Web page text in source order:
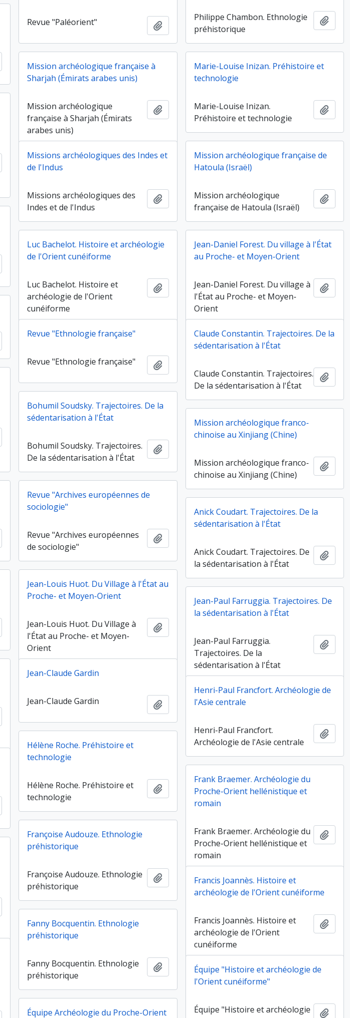
Philippe Chambon. Ethnologie
préhistorique
Revue "Paléorient" Ajouter au presse-papier
Ajouter au presse-papier
Mission archéologique française à
Sharjah (Émirats arabes unis)
Mission archéologique
française à Sharjah (Émirats
arabes unis)
Ajouter au presse-papier
Marie-Louise Inizan. Préhistoire et
technologie
Marie-Louise Inizan.
Préhistoire et technologie
Ajouter au presse-papier
Missions archéologiques des Indes et
de l'Indus
Missions archéologiques des
Indes et de l'Indus
Ajouter au presse-papier
Mission archéologique française de
Hatoula (Israël)
Mission archéologique
française de Hatoula (Israël)
Luc Bachelot. Histoire et archéologie
de l'Orient cunéiforme
Luc Bachelot. Histoire et
archéologie de l'Orient
cunéiforme
Ajouter au presse-papier
Jean-Daniel Forest. Du village à l'État
au Proche- et Moyen-Orient
Jean-Daniel Forest. Du village à
l'État au Proche- et Moyen-
Orient
Ajouter au presse-papier
Revue "Ethnologie française"
Revue "Ethnologie française" Ajouter au presse-papier
Claude Constantin. Trajectoires. De la
sédentarisation à l'État
Claude Constantin. Trajectoires.
De la sédentarisation à l'État
Bohumil Soudsky. Trajectoires. De la
sédentarisation à l'État
Bohumil Soudsky. Trajectoires.
De la sédentarisation à l'État
Ajouter au presse-papier
Mission archéologique franco-
chinoise au Xinjiang (Chine)
Mission archéologique franco-
chinoise au Xinjiang (Chine)
Ajouter au presse-papier
Revue "Archives européennes de
sociologie"
Revue "Archives européennes
de sociologie"
Ajouter au presse-papier
Anick Coudart. Trajectoires. De la
sédentarisation à l'État
Anick Coudart. Trajectoires. De
la sédentarisation à l'État
Ajouter au presse-papier
Jean-Louis Huot. Du Village à l'État au
Proche- et Moyen-Orient
Jean-Louis Huot. Du Village à
l'État au Proche- et Moyen-
Orient
Ajouter au presse-papier
Jean-Paul Farruggia. Trajectoires. De
la sédentarisation à l'État
Jean-Paul Farruggia.
Trajectoires. De la
sédentarisation à l'État
Jean-Claude Gardin
Jean-Claude Gardin Ajouter au presse-papier
Henri-Paul Francfort. Archéologie de
l'Asie centrale
Henri-Paul Francfort.
Archéologie de l'Asie centrale
Hélène Roche. Préhistoire et
technologie
Hélène Roche. Préhistoire et
technologie
Ajouter au presse-papier
Ajouter au presse-papier
Frank Braemer. Archéologie du
Proche-Orient hellénistique et
romain
Frank Braemer. Archéologie du
Proche-Orient hellénistique et
romain
Françoise Audouze. Ethnologie
préhistorique
Françoise Audouze. Ethnologie
préhistorique
Ajouter au presse-papier
Ajouter au presse-papier
Francis Joannès. Histoire et
archéologie de l'Orient cunéiforme
Francis Joannès. Histoire et
archéologie de l'Orient
cunéiforme
Fanny Bocquentin. Ethnologie
préhistorique
Fanny Bocquentin. Ethnologie
préhistorique
Ajouter au presse-papier
Équipe "Histoire et archéologie de
l'Orient cunéiforme"
Équipe "Histoire et archéologie
Équipe Archéologie du Proche-Orient